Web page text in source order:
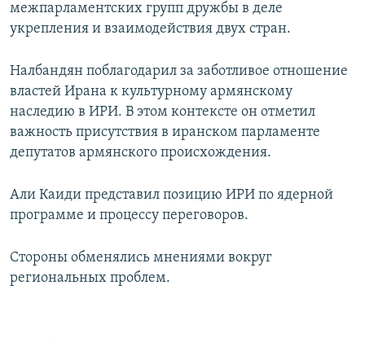
межпарламентских групп дружбы в деле
укрепления и взаимодействия двух стран.
Налбандян поблагодарил за заботливое отношение
властей Ирана к культурному армянскому
наследию в ИРИ. В этом контексте он отметил
важность присутствия в иранском парламенте
депутатов армянского происхождения.
Али Каиди представил позицию ИРИ по ядерной
программе и процессу переговоров.
Стороны обменялись мнениями вокруг
региональных проблем.